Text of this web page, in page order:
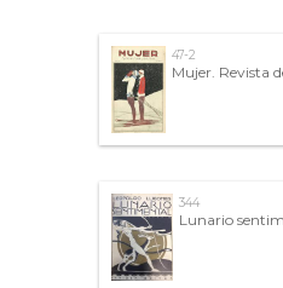
47-2
Mujer. Revista
344
Lunario